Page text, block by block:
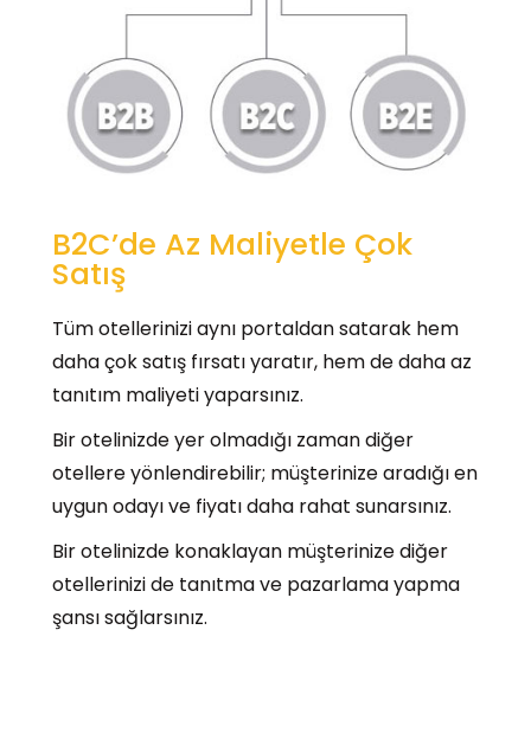
B2C’de Az Maliyetle Çok
Satış
Tüm otellerinizi aynı portaldan satarak hem
daha çok satış fırsatı yaratır, hem de daha az
tanıtım maliyeti yaparsınız.
Bir otelinizde yer olmadığı zaman diğer
otellere yönlendirebilir; müşterinize aradığı en
uygun odayı ve fiyatı daha rahat sunarsınız.
Bir otelinizde konaklayan müşterinize diğer
otellerinizi de tanıtma ve pazarlama yapma
şansı sağlarsınız.